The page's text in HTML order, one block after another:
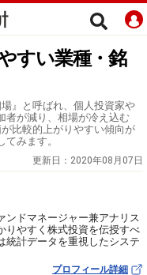
すい業種・銘
』と呼ばれ、個人投資家や
者が減り、相場が冷え込む
比較的上がりやすい傾向が
みます。
更新日： 2020年08月07日
ンドマネージャー兼アナリス
りやすく株式投資を伝授すべ
統計データを重視したシステ
プロフィール詳細